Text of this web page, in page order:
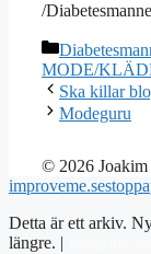
/
Kategorier
MODE/
Ska killar
Modeguru
© 2026 Joakim
improveme.se
Detta är ett arkiv.
längre. |